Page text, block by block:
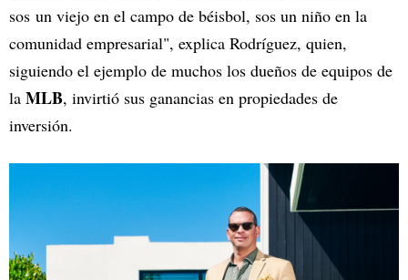
sos un viejo en el campo de béisbol, sos un niño en la
comunidad empresarial", explica Rodríguez, quien,
siguiendo el ejemplo de muchos los dueños de equipos de
la MLB, invirtió sus ganancias en propiedades de
inversión.